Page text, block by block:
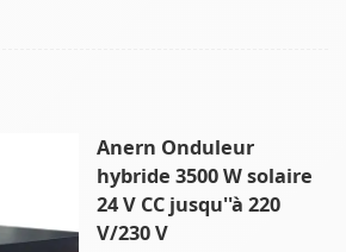
Anern Onduleur
hybride 3500 W solaire
24 V CC jusqu''à 220
V/230 V